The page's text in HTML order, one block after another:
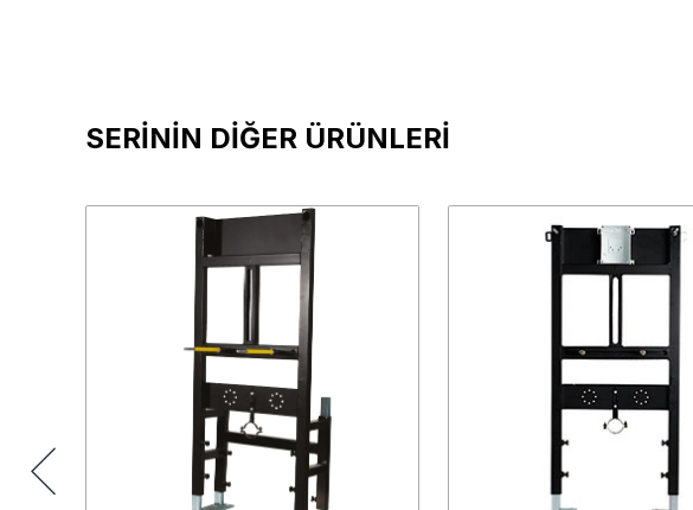
SERİNİN DİĞER ÜRÜNLERİ